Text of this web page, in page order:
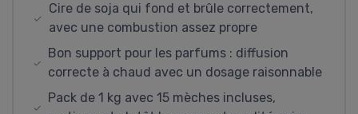
Cire de soja qui fond et brûle correctement,
avec une combustion assez propre
Bon support pour les parfums : diffusion
correcte à chaud avec un dosage raisonnable
Pack de 1 kg avec 15 mèches incluses,